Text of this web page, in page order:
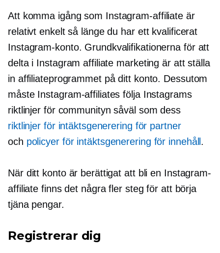
Att komma igång som Instagram-affiliate är
relativt enkelt så länge du har ett kvalificerat
Instagram-konto. Grundkvalifikationerna för att
delta i Instagram affiliate marketing är att ställa
in affiliateprogrammet på ditt konto. Dessutom
måste Instagram-affiliates följa Instagrams
riktlinjer för communityn såväl som dess
riktlinjer för intäktsgenerering för partner
och policyer för intäktsgenerering för innehåll .
När ditt konto är berättigat att bli en Instagram-
affiliate finns det några fler steg för att börja
tjäna pengar.
Registrerar dig